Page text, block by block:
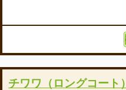
チワワ（ロングコート）